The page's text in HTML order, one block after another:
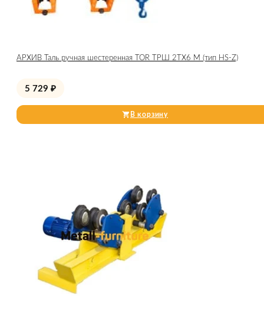
АРХИВ Таль ручная шестеренная TOR ТРШ 2ТХ6 М (тип HS-Z)
5 729 ₽
В корзину